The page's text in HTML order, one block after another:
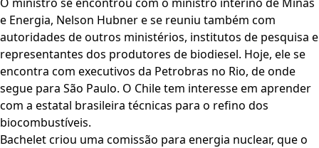
e Energia, Nelson Hubner e se reuniu também com
autoridades de outros ministérios, institutos de pesquisa e
representantes dos produtores de biodiesel. Hoje, ele se
encontra com executivos da Petrobras no Rio, de onde
segue para São Paulo. O Chile tem interesse em aprender
com a estatal brasileira técnicas para o refino dos
biocombustíveis.
Bachelet criou uma comissão para energia nuclear, que o